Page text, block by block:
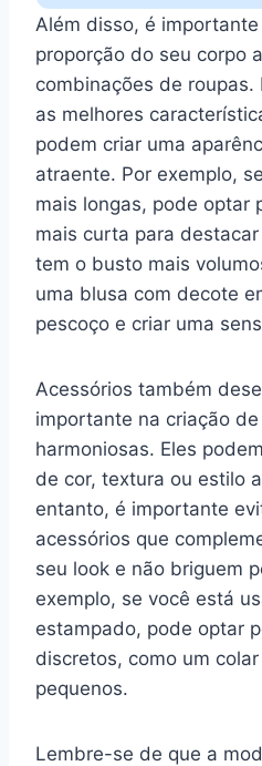
Além disso, é
proporção do seu corpo
combinações de roupas.
as melhores
podem criar uma
atraente. Por exemplo,
mais longas, pode optar
mais curta para
tem o busto mais
uma blusa com decote
pescoço e criar uma
Acessórios também
importante na criação
harmoniosas. Eles
de cor, textura ou estilo
entanto, é importante
acessórios que
seu look e não briguem
exemplo, se você está
estampado, pode optar
discretos, como um
pequenos.
Lembre-se de que a